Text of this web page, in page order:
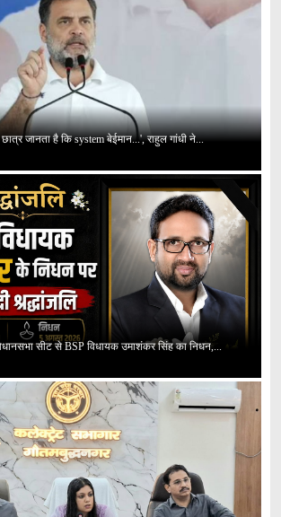
जानता है कि system बेईमान...', राहुल गांधी ने...
सीट से BSP विधायक उमाशंकर सिंह का निधन,...